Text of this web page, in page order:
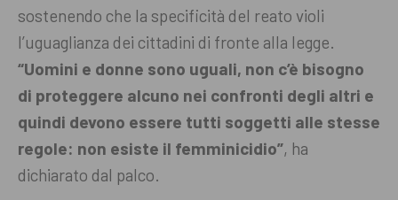
sostenendo che la specificità del reato violi
l’uguaglianza dei cittadini di fronte alla legge.
“Uomini e donne sono uguali, non c’è bisogno
di proteggere alcuno nei confronti degli altri e
quindi devono essere tutti soggetti alle stesse
regole: non esiste il femminicidio”, ha
dichiarato dal palco.